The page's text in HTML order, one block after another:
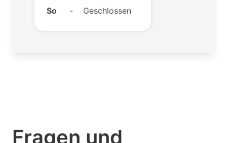
So
- Geschlossen
Fragen und